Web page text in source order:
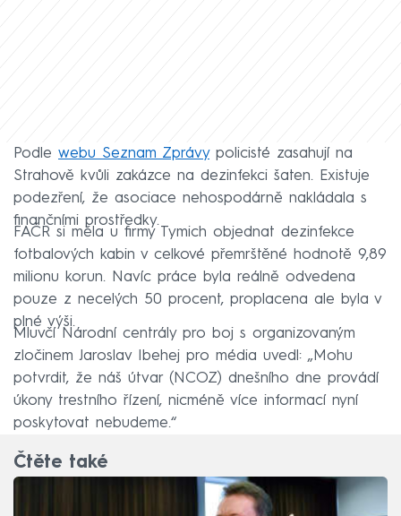
Podle webu Seznam Zprávypolicisté zasahují na
Strahově kvůli zakázce na dezinfekci šaten. Existuje
podezření, že asociace nehospodárně nakládala s
finančními prostředky.
FAČR si měla u firmy Tymich objednat dezinfekce
fotbalových kabin v celkové přemrštěné hodnotě 9,89
milionu korun. Navíc práce byla reálně odvedena
pouze z necelých 50 procent, proplacena ale byla v
plné výši.
Mluvčí Národní centrály pro boj s organizovaným
zločinem Jaroslav Ibehej pro média uvedl: „Mohu
potvrdit, že náš útvar (NCOZ) dnešního dne provádí
úkony trestního řízení, nicméně více informací nyní
poskytovat nebudeme.“
Čtěte také